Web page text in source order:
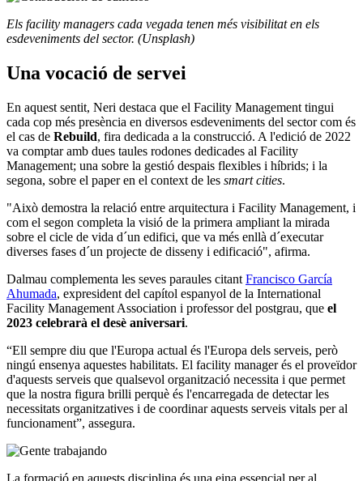
Els facility managers cada vegada tenen més visibilitat en els
esdeveniments del sector. (Unsplash)
Una vocació de servei
En aquest sentit, Neri destaca que el Facility Management tingui
cada cop més presència en diversos esdeveniments del sector com és
el cas de Rebuild, fira dedicada a la construcció. A l'edició de 2022
va comptar amb dues taules rodones dedicades al Facility
Management; una sobre la gestió despais flexibles i híbrids; i la
segona, sobre el paper en el context de les smart cities.
"Això demostra la relació entre arquitectura i Facility Management, i
com el segon completa la visió de la primera ampliant la mirada
sobre el cicle de vida d´un edifici, que va més enllà d´executar
diverses fases d´un projecte de disseny i edificació", afirma.
Dalmau complementa les seves paraules citant Francisco García
Ahumada, expresident del capítol espanyol de la International
Facility Management Association i professor del postgrau, que el
2023 celebrarà el desè aniversari.
“Ell sempre diu que l'Europa actual és l'Europa dels serveis, però
ningú ensenya aquestes habilitats. El facility manager és el proveïdor
d'aquests serveis que qualsevol organització necessita i que permet
que la nostra figura brilli perquè és l'encarregada de detectar les
necessitats organitzatives i de coordinar aquests serveis vitals per al
funcionament”, assegura.
La formació en aquests disciplina és una eina essencial per al